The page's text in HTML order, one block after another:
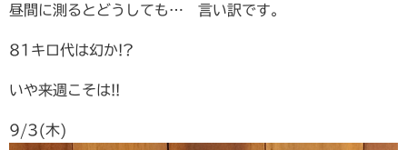
昼間に測るとどうしても… 言い訳です。
81キロ代は幻か!?
いや来週こそは!!
9/3(木)